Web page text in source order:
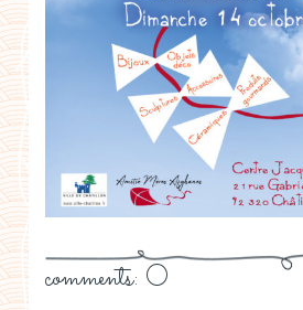
comments: 0